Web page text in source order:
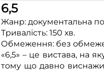
6,5
Жанр: документальна
Тривалість: 150 хв.
Обмеження: без
«6,5» – це вистава, на
тому що давно